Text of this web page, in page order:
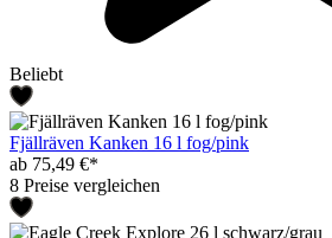
Beliebt
Fjällräven Kanken 16 l fog/pink
ab 75,49 €*
8 Preise vergleichen